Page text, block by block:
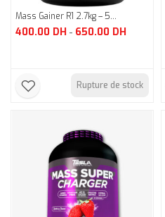
Mass Gainer R1 2.7kg – 5...
400.00 DH - 650.00 DH
Rupture de stock